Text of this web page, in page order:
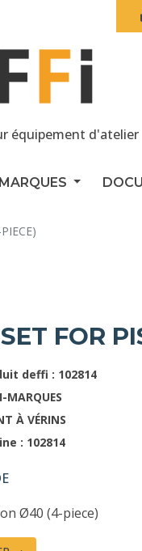
équipement d'atelier
FOR
deffi : 102814
À VÉRINS
: 102814
Ø40 (4-piece)